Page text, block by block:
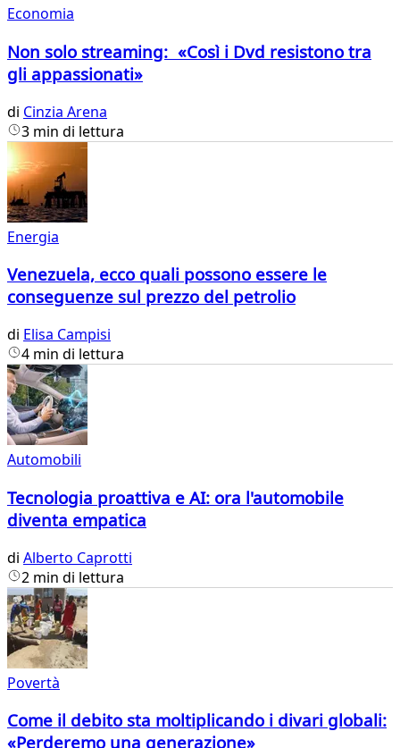
Economia
Non solo streaming: «Così i Dvd resistono tra
gli appassionati»
di Cinzia Arena
3 min di lettura
Energia
Venezuela, ecco quali possono essere le
conseguenze sul prezzo del petrolio
di Elisa Campisi
4 min di lettura
Automobili
Tecnologia proattiva e AI: ora l'automobile
diventa empatica
di Alberto Caprotti
2 min di lettura
Povertà
Come il debito sta moltiplicando i divari globali:
«Perderemo una generazione»